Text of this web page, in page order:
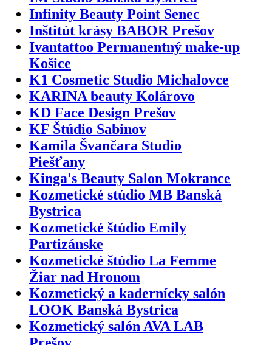
Infinity Beauty Point Senec
Inštitút krásy BABOR Prešov
Ivantattoo Permanentný make-up
Košice
K1 Cosmetic Studio Michalovce
KARINA beauty Kolárovo
KD Face Design Prešov
KF Štúdio Sabinov
Kamila Švančara Studio
Piešťany
Kinga's Beauty Salon Mokrance
Kozmetické stúdio MB Banská
Bystrica
Kozmetické štúdio Emily
Partizánske
Kozmetické štúdio La Femme
Žiar nad Hronom
Kozmetický a kadernícky salón
LOOK Banská Bystrica
Kozmetický salón AVA LAB